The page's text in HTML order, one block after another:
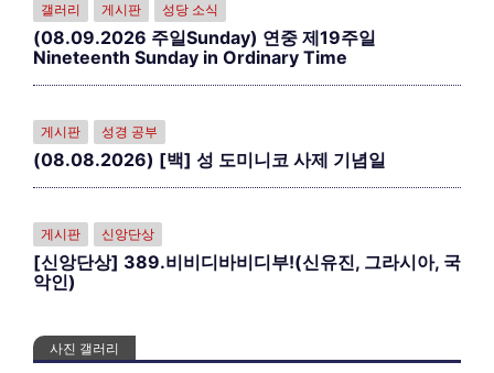
갤러리 게시판 성당 소식
(08.09.2026 주일Sunday) 연중 제19주일
Nineteenth Sunday in Ordinary Time
게시판 성경 공부
(08.08.2026) [백] 성 도미니코 사제 기념일
게시판 신앙단상
[신앙단상] 389.비비디바비디부!(신유진, 그라시아, 국
악인)
사진 갤러리